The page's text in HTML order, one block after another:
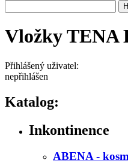
Vložky TENA
Přihlášený uživatel:
nepřihlášen
Katalog:
Inkontinence
ABENA -